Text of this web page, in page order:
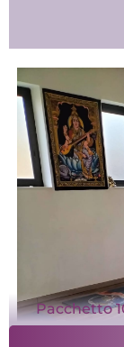
Pacchetto